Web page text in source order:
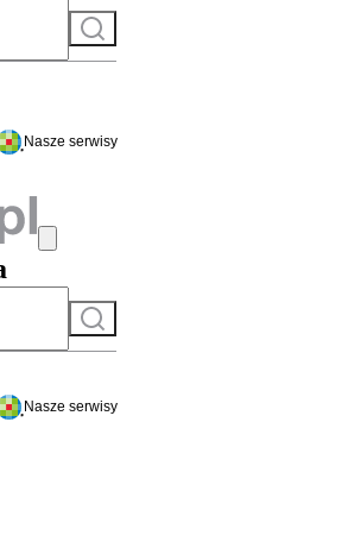
Szukaj
do serwisu
Nasze serwisy
Szukaj
Nasze serwisy